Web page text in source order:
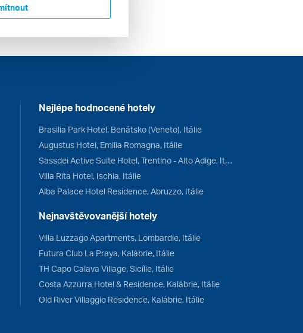
Nejlépe hodnocené hotely
Brasilia Park Hotel, Benátsko (Veneto), Itálie
Augustus Hotel, Emilia Romagna, Itálie
Sassdei Active Suite Hotel, Trentino - Alto Adige, Itálie
Villa Rita Hotel, Ischia, Itálie
Alba Palace Hotel Residence, Abruzzo, Itálie
Nejnavštěvovanější hotely
Villa Luzzago Apartments, Lombardie, Itálie
Futura Club La Praya, Kalábrie, Itálie
TH Capo Calava Village, Sicílie, Itálie
Costa Azzurra Hotel & Residence, Kalábrie, Itálie
Old River Villaggio Residence, Kalábrie, Itálie